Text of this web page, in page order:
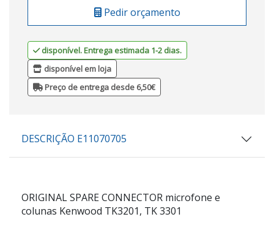
Pedir orçamento
disponível. Entrega estimada 1-2 dias.
disponível em loja
Preço de entrega desde 6,50€
DESCRIÇÃO E11070705
ORIGINAL SPARE CONNECTOR microfone e
colunas Kenwood TK3201, TK 3301